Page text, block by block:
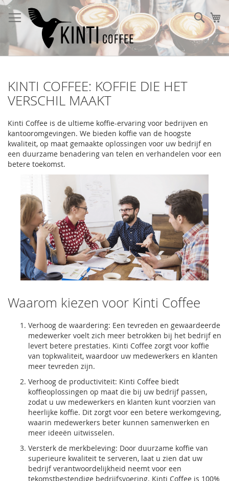
Ga
naar
de
inhoud
KINTI COFFEE: KOFFIE DIE HET
VERSCHIL MAAKT
Kinti Coffee is de ultieme koffie-ervaring voor bedrijven en
kantooromgevingen. We bieden koffie van de hoogste
kwaliteit, op maat gemaakte oplossingen voor uw bedrijf en
een duurzame benadering van telen en verhandelen voor een
betere toekomst.
Waarom kiezen voor Kinti Coffee
Verhoog de waardering: Een tevreden en gewaardeerde
medewerker voelt zich meer betrokken bij het bedrijf en
levert betere prestaties. Kinti Coffee zorgt voor koffie
van topkwaliteit, waardoor uw medewerkers en klanten
meer tevreden zijn.
Verhoog de productiviteit: Kinti Coffee biedt
koffieoplossingen op maat die bij uw bedrijf passen,
zodat u uw medewerkers en klanten kunt voorzien van
heerlijke koffie. Dit zorgt voor een betere werkomgeving,
waarin medewerkers beter kunnen samenwerken en
meer ideeën uitwisselen.
Versterk de merkbeleving: Door duurzame koffie van
superieure kwaliteit te serveren, laat u zien dat uw
bedrijf verantwoordelijkheid neemt voor een
tekomstbestendige bedrijfsvoering. Kinti Coffee is 100%